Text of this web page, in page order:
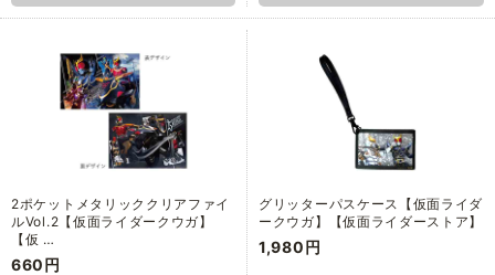
2ポケットメタリッククリアファイ
ルVol.2【仮面ライダークウガ】
【仮 …
660円
グリッターパスケース【仮面ライダ
ークウガ】【仮面ライダーストア】
1,980円